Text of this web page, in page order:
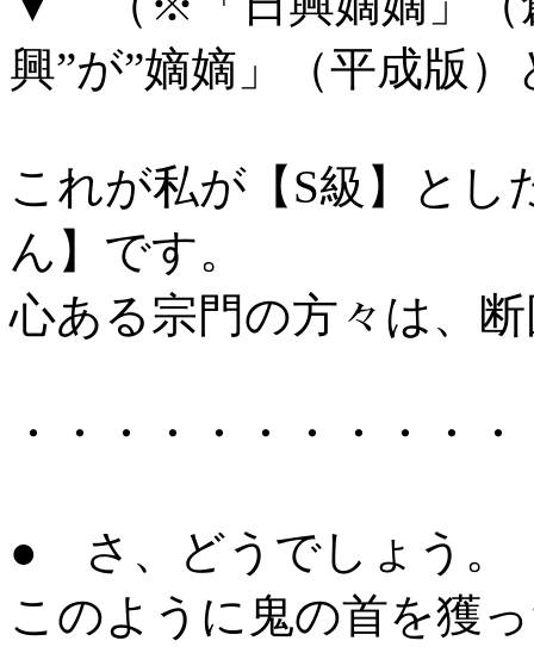
興”が”嫡嫡」（平成版
これが私が【S級】とし
ん】です。
心ある宗門の方々は、
・・・・・・・・・・
● さ、どうでしょう。
このように鬼の首を獲